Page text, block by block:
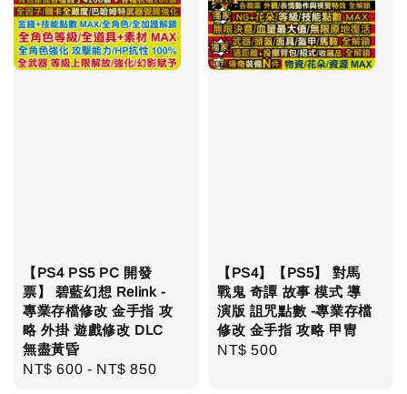
【PS4 PS5 PC 開發
票】 碧藍幻想 Relink -
專業存檔修改 金手指 攻
略 外掛 遊戲修改 DLC
無盡黃昏
Regular
NT$ 600 - NT$ 850
【PS4】【PS5】 對馬
戰鬼 奇譚 故事 模式 導
演版 詛咒點數 -專業存檔
修改 金手指 攻略 甲冑
Regular
NT$ 500